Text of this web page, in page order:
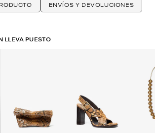
ENVÍOS Y DEVOLUCIONES
LLEVA PUESTO